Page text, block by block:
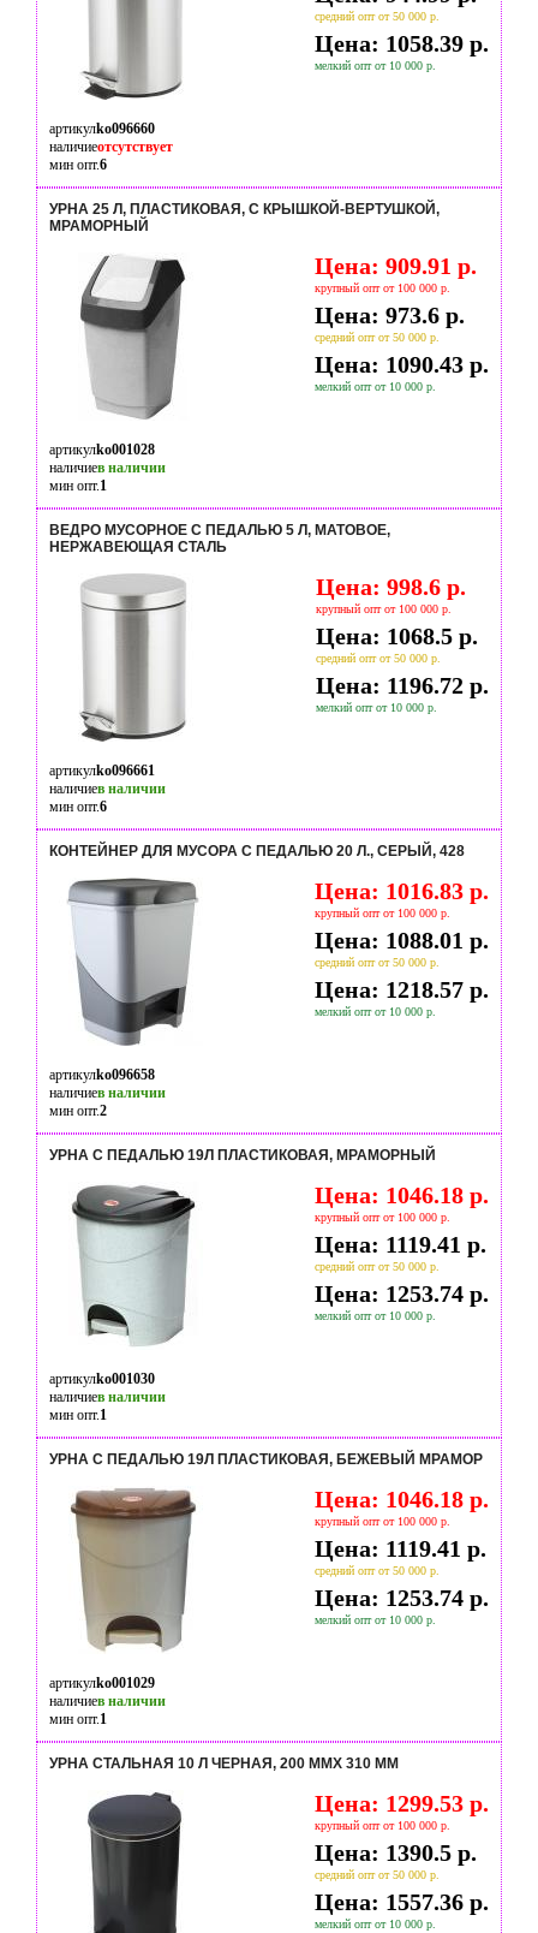
средний опт от 50 000 р.
Цена: 1058.39 р.
мелкий опт от 10 000 р.
артикулko096660
наличиеотсутствует
мин опт.6
УРНА 25 Л, ПЛАСТИКОВАЯ, С КРЫШКОЙ-ВЕРТУШКОЙ,
МРАМОРНЫЙ
Цена: 909.91 р.
крупный опт от 100 000 р.
Цена: 973.6 р.
средний опт от 50 000 р.
Цена: 1090.43 р.
мелкий опт от 10 000 р.
артикулko001028
наличиев наличии
мин опт.1
ВЕДРО МУСОРНОЕ С ПЕДАЛЬЮ 5 Л, МАТОВОЕ,
НЕРЖАВЕЮЩАЯ СТАЛЬ
Цена: 998.6 р.
крупный опт от 100 000 р.
Цена: 1068.5 р.
средний опт от 50 000 р.
Цена: 1196.72 р.
мелкий опт от 10 000 р.
артикулko096661
наличиев наличии
мин опт.6
КОНТЕЙНЕР ДЛЯ МУСОРА С ПЕДАЛЬЮ 20 Л., СЕРЫЙ, 428
Цена: 1016.83 р.
крупный опт от 100 000 р.
Цена: 1088.01 р.
средний опт от 50 000 р.
Цена: 1218.57 р.
мелкий опт от 10 000 р.
артикулko096658
наличиев наличии
мин опт.2
УРНА С ПЕДАЛЬЮ 19Л ПЛАСТИКОВАЯ, МРАМОРНЫЙ
Цена: 1046.18 р.
крупный опт от 100 000 р.
Цена: 1119.41 р.
средний опт от 50 000 р.
Цена: 1253.74 р.
мелкий опт от 10 000 р.
артикулko001030
наличиев наличии
мин опт.1
УРНА С ПЕДАЛЬЮ 19Л ПЛАСТИКОВАЯ, БЕЖЕВЫЙ МРАМОР
Цена: 1046.18 р.
крупный опт от 100 000 р.
Цена: 1119.41 р.
средний опт от 50 000 р.
Цена: 1253.74 р.
мелкий опт от 10 000 р.
артикулko001029
наличиев наличии
мин опт.1
УРНА СТАЛЬНАЯ 10 Л ЧЕРНАЯ, 200 ММX 310 ММ
Цена: 1299.53 р.
крупный опт от 100 000 р.
Цена: 1390.5 р.
средний опт от 50 000 р.
Цена: 1557.36 р.
мелкий опт от 10 000 р.